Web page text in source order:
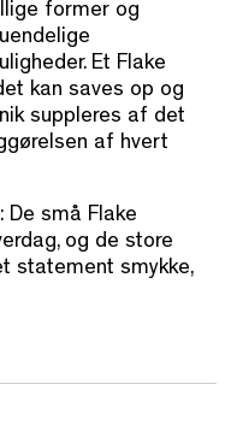
former og
Et Flake
kan saves op og
suppleres af det
af hvert
De små Flake
og de store
statement smykke,